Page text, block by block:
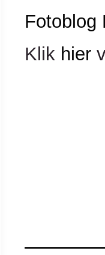
Fotoblog
Klik hier